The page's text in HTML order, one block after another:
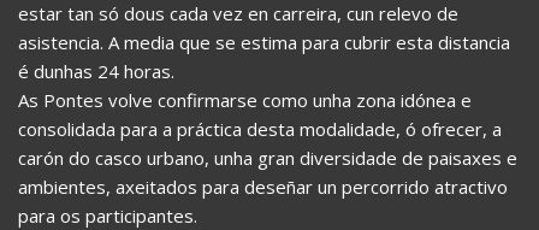
estar tan só dous cada vez en carreira, cun relevo de
asistencia. A media que se estima para cubrir esta distancia
é dunhas 24 horas.
As Pontes volve confirmarse como unha zona idónea e
consolidada para a práctica desta modalidade, ó ofrecer, a
carón do casco urbano, unha gran diversidade de paisaxes e
ambientes, axeitados para deseñar un percorrido atractivo
para os participantes.